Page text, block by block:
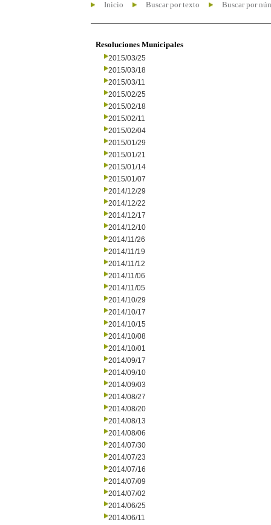
Inicio Buscar por texto Buscar por
Resoluciones Municipales
2015/03/25
2015/03/18
2015/03/11
2015/02/25
2015/02/18
2015/02/11
2015/02/04
2015/01/29
2015/01/21
2015/01/14
2015/01/07
2014/12/29
2014/12/22
2014/12/17
2014/12/10
2014/11/26
2014/11/19
2014/11/12
2014/11/06
2014/11/05
2014/10/29
2014/10/17
2014/10/15
2014/10/08
2014/10/01
2014/09/17
2014/09/10
2014/09/03
2014/08/27
2014/08/20
2014/08/13
2014/08/06
2014/07/30
2014/07/23
2014/07/16
2014/07/09
2014/07/02
2014/06/25
2014/06/11